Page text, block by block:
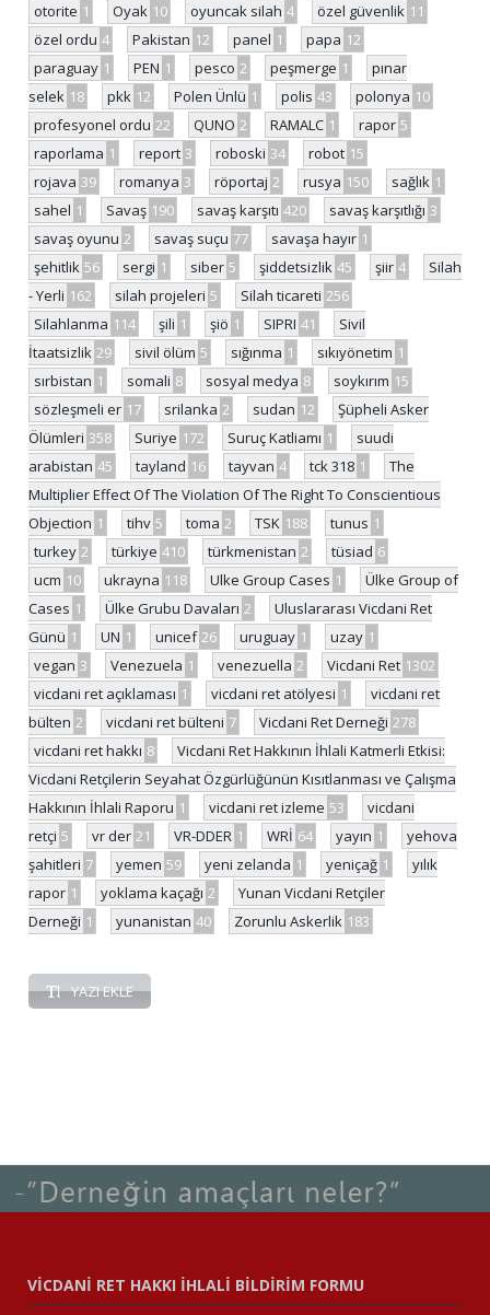
otorite 1 Oyak 10 oyuncak silah 4 özel güvenlik 11
özel ordu 4 Pakistan 12 panel 1 papa 12
paraguay 1 PEN 1 pesco 2 peşmerge 1
pınar
selek 18 pkk 12 Polen Ünlü 1 polis 43 polonya 10
profesyonel ordu 22 QUNO 2 RAMALC 1 rapor 5
raporlama 1 report 3 roboski 34 robot 15
rojava 39 romanya 3 röportaj 2 rusya 150 sağlık 1
sahel 1 Savaş 190 savaş karşıtı 420 savaş karşıtlığı 3
savaş oyunu 2 savaş suçu 77 savaşa hayır 1
şehitlik 56 sergi 1 siber 5 şiddetsizlik 45 şiir 4
Silah
- Yerli 162 silah projeleri 5 Silah ticareti 256
Silahlanma 114 şili 1 şiö 1 SIPRI 41
Sivil
İtaatsizlik 29 sivil ölüm 5 sığınma 1 sıkıyönetim 1
sırbistan 1 somali 8 sosyal medya 8 soykırım 15
sözleşmeli er 17 srilanka 2 sudan 12
Şüpheli Asker
Ölümleri 358 Suriye 172 Suruç Katliamı 1
suudi
arabistan 45 tayland 16 tayvan 4 tck 318 1
The
Multiplier Effect Of The Violation Of The Right To Conscientious
Objection 1 tihv 5 toma 2 TSK 188 tunus 1
turkey 2 türkiye 410 türkmenistan 2 tüsiad 6
ucm 10 ukrayna 118 Ulke Group Cases 1
Ülke Group of
Cases 1 Ülke Grubu Davaları 2
Uluslararası Vicdani Ret
Günü 1 UN 1 unicef 26 uruguay 1 uzay 1
vegan 3 Venezuela 1 venezuella 2 Vicdani Ret 1302
vicdani ret açıklaması 1 vicdani ret atölyesi 1
vicdani ret
bülten 2 vicdani ret bülteni 7 Vicdani Ret Derneği 278
vicdani ret hakkı 8
Vicdani Ret Hakkının İhlali Katmerli Etkisi:
Vicdani Retçilerin Seyahat Özgürlüğünün Kısıtlanması ve Çalışma
Hakkının İhlali Raporu 1 vicdani ret izleme 53
vicdani
retçi 5 vr der 21 VR-DDER 1 WRİ 64 yayın 1
yehova
şahitleri 7 yemen 59 yeni zelanda 1 yeniçağ 1
yılık
rapor 1 yoklama kaçağı 2
Yunan Vicdani Retçiler
Derneği 1 yunanistan 40 Zorunlu Askerlik 183
YAZI EKLE
VİCDANİ RET HAKKI İHLALİ BİLDİRİM FORMU